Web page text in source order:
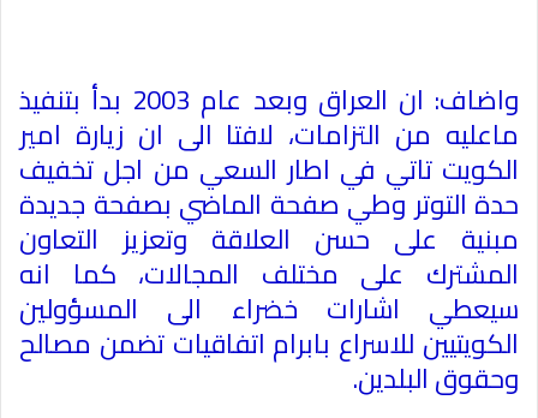
واضاف: ان العراق وبعد عام 2003 بدأ بتنفيذ
ماعليه من التزامات، لافتا الى ان زيارة امير
الكويت تاتي في اطار السعي من اجل تخفيف
حدة التوتر وطي صفحة الماضي بصفحة جديدة
مبنية على حسن العلاقة وتعزيز التعاون
المشترك على مختلف المجالات، كما انه
سيعطي اشارات خضراء الى المسؤولين
الكويتيين للاسراع بابرام اتفاقيات تضمن مصالح
وحقوق البلدين.